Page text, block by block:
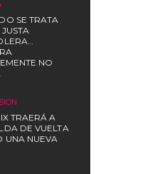
SE TRATA
NO
TRAERÁ A
DE VUELTA
UNA NUEVA